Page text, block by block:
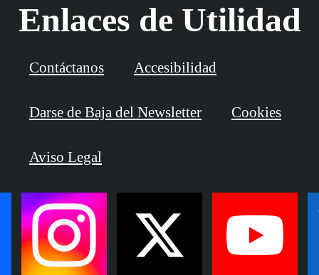
Enlaces de Utilidad
Contáctanos Accesibilidad
Darse de Baja del Newsletter Cookies
Aviso Legal